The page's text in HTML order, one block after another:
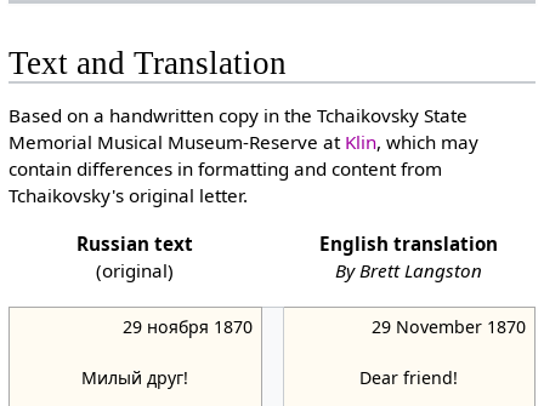
Text and Translation
Based on a handwritten copy in the Tchaikovsky State
Memorial Musical Museum-Reserve at Klin, which may
contain differences in formatting and content from
Tchaikovsky's original letter.
Russian text
(original)
English translation
By Brett Langston
29 ноября 1870
Милый друг!
29 November 1870
Dear friend!